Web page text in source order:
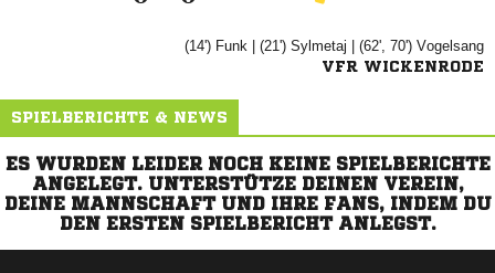
(14')  | (21')  | (62', 70') 
VFR WICKENRODE
SPIELBERICHTE & NEWS
ES WURDEN LEIDER NOCH KEINE SPIELBERICHTE
ANGELEGT. UNTERSTÜTZE DEINEN VEREIN,
DEINE MANNSCHAFT UND IHRE FANS, INDEM DU
DEN ERSTEN SPIELBERICHT ANLEGST.